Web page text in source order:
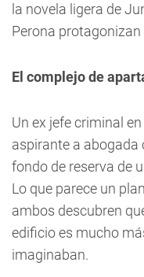
la novela ligera de
Perona
El complejo de
Un ex jefe criminal
aspirante a abogada
fondo de reserva de
Lo que parece un
ambos descubren
edificio es mucho
imaginaban.